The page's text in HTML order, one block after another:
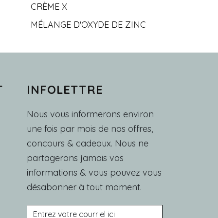
CRÈME X
MÉLANGE D'OXYDE DE ZINC
INFOLETTRE
Nous vous informerons environ
une fois par mois de nos offres,
concours & cadeaux. Nous ne
partagerons jamais vos
informations & vous pouvez vous
désabonner à tout moment.
Courriel